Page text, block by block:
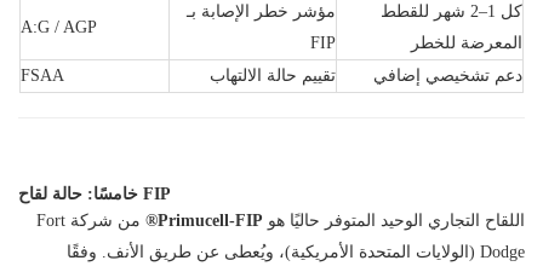
A:G / AGP
مؤشر خطر الإصابة بـ
FIP
كل 1–2 شهر للقطط
المعرضة للخطر
FSAA
تقييم حالة الالتهاب دعم تشخيصي إضافي
خامسًا: حالة لقاح FIP
اللقاح التجاري الوحيد المتوفر حاليًا هو Primucell-FIP®
من شركة Fort
Dodge (الولايات المتحدة الأمريكية)، ويُعطى عن طريق الأنف. وفقًا